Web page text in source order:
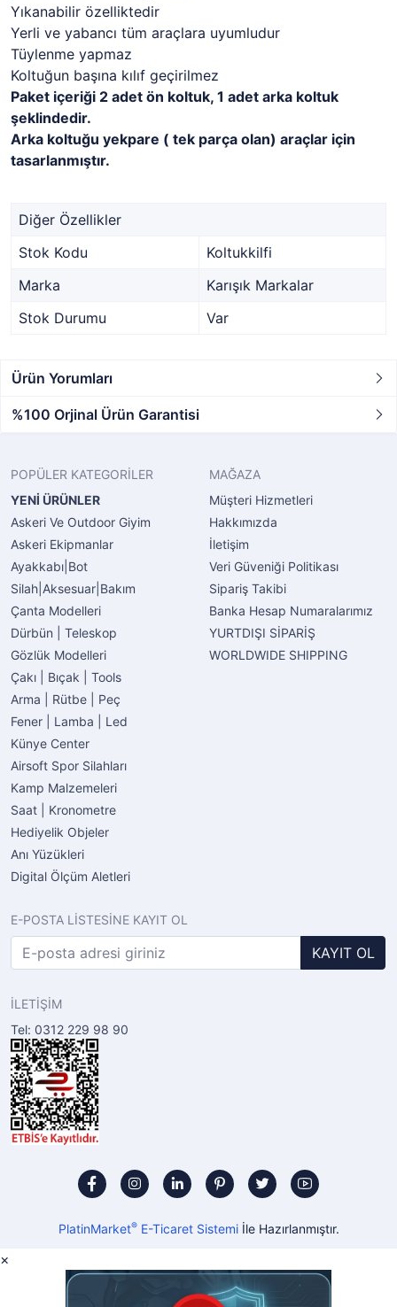
Yıkanabilir özelliktedir
Yerli ve yabancı tüm araçlara uyumludur
Tüylenme yapmaz
Koltuğun başına kılıf geçirilmez
Paket içeriği 2 adet ön koltuk, 1 adet arka koltuk
şeklindedir.
Arka koltuğu yekpare ( tek parça olan) araçlar için
tasarlanmıştır.
Diğer Özellikler
Stok Kodu
Koltukkilfi
Marka
Karışık Markalar
Stok Durumu
Var
Ürün Yorumları
%100 Orjinal Ürün Garantisi
POPÜLER KATEGORİLER
YENİ ÜRÜNLER
Askeri Ve Outdoor Giyim
Askeri Ekipmanlar
Ayakkabı|Bot
Silah|Aksesuar|Bakım
Çanta Modelleri
Dürbün | Teleskop
Gözlük Modelleri
Çakı | Bıçak | Tools
Arma | Rütbe | Peç
Fener | Lamba | Led
Künye Center
Airsoft Spor Silahları
Kamp Malzemeleri
Saat | Kronometre
Hediyelik Objeler
Anı Yüzükleri
Digital Ölçüm Aletleri
MAĞAZA
Müşteri Hizmetleri
Hakkımızda
İletişim
Veri Güveniği Politikası
Sipariş Takibi
Banka Hesap Numaralarımız
YURTDIŞI SİPARİŞ
WORLDWIDE SHIPPING
E-POSTA LİSTESİNE KAYIT OL
KAYIT OL
İLETİŞİM
Tel: 0312 229 98 90
PlatinMarket®E-Ticaret Sistemiİle Hazırlanmıştır.
×